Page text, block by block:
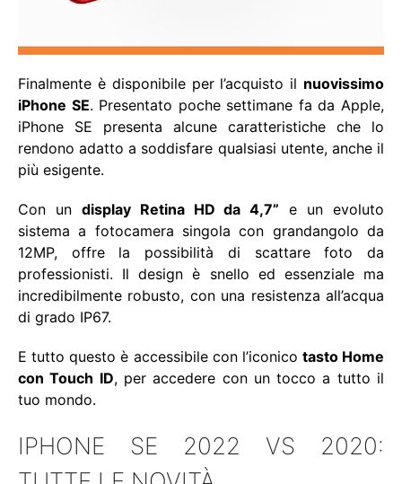
Finalmente è disponibile per l’acquisto il nuovissimo
iPhone SE. Presentato poche settimane fa da Apple,
iPhone SE presenta alcune caratteristiche che lo
rendono adatto a soddisfare qualsiasi utente, anche il
più esigente.
Con un display Retina HD da 4,7” e un evoluto
sistema a fotocamera singola con grandangolo da
12MP, offre la possibilità di scattare foto da
professionisti. Il design è snello ed essenziale ma
incredibilmente robusto, con una resistenza all’acqua
di grado IP67.
E tutto questo è accessibile con l’iconico tasto Home
con Touch ID, per accedere con un tocco a tutto il
tuo mondo.
IPHONE SE 2022 VS 2020: